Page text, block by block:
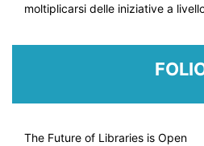
moltiplicarsi delle iniziative a
The Future of Libraries is Open